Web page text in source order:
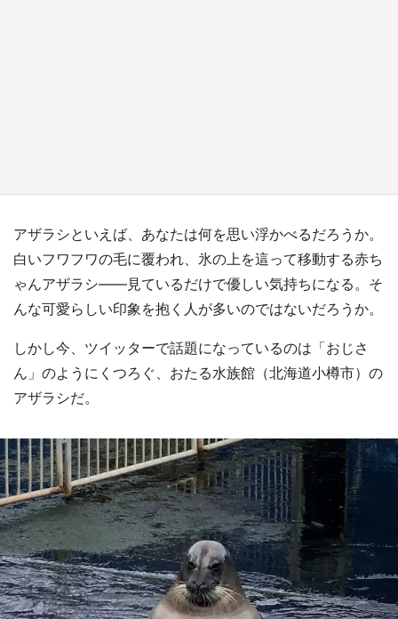
アザラシといえば、あなたは何を思い浮かべるだろうか。
白いフワフワの毛に覆われ、氷の上を這って移動する赤ち
ゃんアザラシ――見ているだけで優しい気持ちになる。そ
んな可愛らしい印象を抱く人が多いのではないだろうか。
しかし今、ツイッターで話題になっているのは「おじさ
ん」のようにくつろぐ、おたる水族館（北海道小樽市）の
アザラシだ。